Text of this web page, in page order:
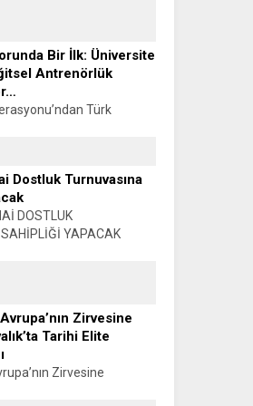
Bir İlk: Üniversite
Antrenörlük
Türk
Karate Federasyonu ile
Dostluk Turnuvasına
DOSTLUK
YAPACAK
Zirvesine
Tarihi Elite
Zirvesine